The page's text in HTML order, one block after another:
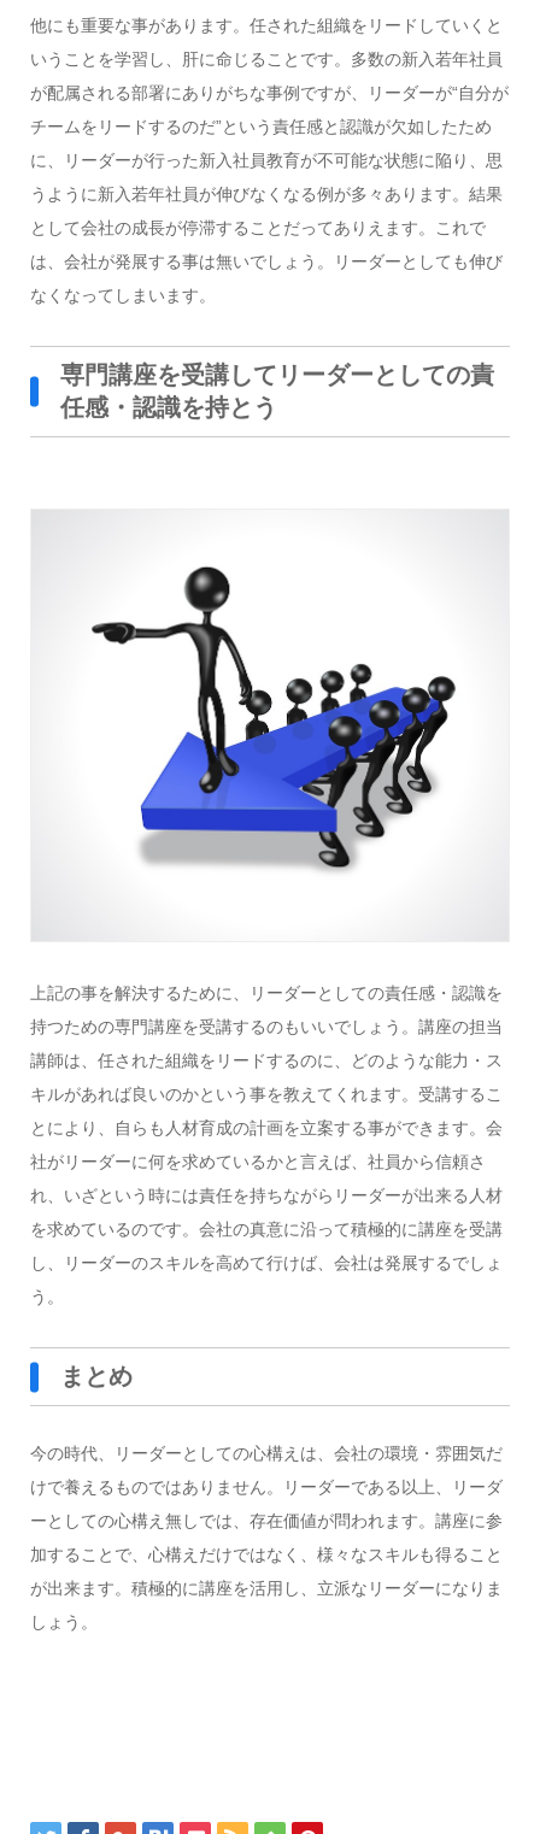
他にも重要な事があります。任された組織をリードしていくと
いうことを学習し、肝に命じることです。多数の新入若年社員
が配属される部署にありがちな事例ですが、リーダーが“自分が
チームをリードするのだ”という責任感と認識が欠如したため
に、リーダーが行った新入社員教育が不可能な状態に陥り、思
うように新入若年社員が伸びなくなる例が多々あります。結果
として会社の成長が停滞することだってありえます。これで
は、会社が発展する事は無いでしょう。リーダーとしても伸び
なくなってしまいます。
専門講座を受講してリーダーとしての責
任感・認識を持とう
上記の事を解決するために、リーダーとしての責任感・認識を
持つための専門講座を受講するのもいいでしょう。講座の担当
講師は、任された組織をリードするのに、どのような能力・ス
キルがあれば良いのかという事を教えてくれます。受講するこ
とにより、自らも人材育成の計画を立案する事ができます。会
社がリーダーに何を求めているかと言えば、社員から信頼さ
れ、いざという時には責任を持ちながらリーダーが出来る人材
を求めているのです。会社の真意に沿って積極的に講座を受講
し、リーダーのスキルを高めて行けば、会社は発展するでしょ
う。
まとめ
今の時代、リーダーとしての心構えは、会社の環境・雰囲気だ
けで養えるものではありません。リーダーである以上、リーダ
ーとしての心構え無しでは、存在価値が問われます。講座に参
加することで、心構えだけではなく、様々なスキルも得ること
が出来ます。積極的に講座を活用し、立派なリーダーになりま
しょう。